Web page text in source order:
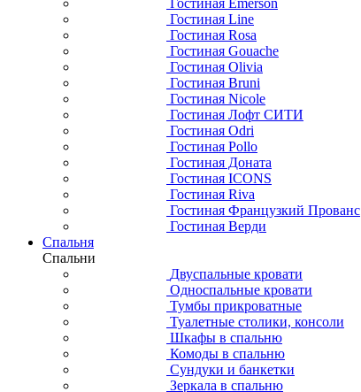
Гостиная Line
Гостиная Rosa
Гостиная Gouache
Гостиная Olivia
Гостиная Bruni
Гостиная Nicole
Гостиная Лофт СИТИ
Гостиная Odri
Гостиная Pollo
Гостиная Доната
Гостиная ICONS
Гостиная Riva
Гостиная Французкий Прованс
Гостиная Верди
Спальня
Спальни
Двуспальные кровати
Односпальные кровати
Тумбы прикроватные
Туалетные столики, консоли
Шкафы в спальню
Комоды в спальню
Сундуки и банкетки
Зеркала в спальню